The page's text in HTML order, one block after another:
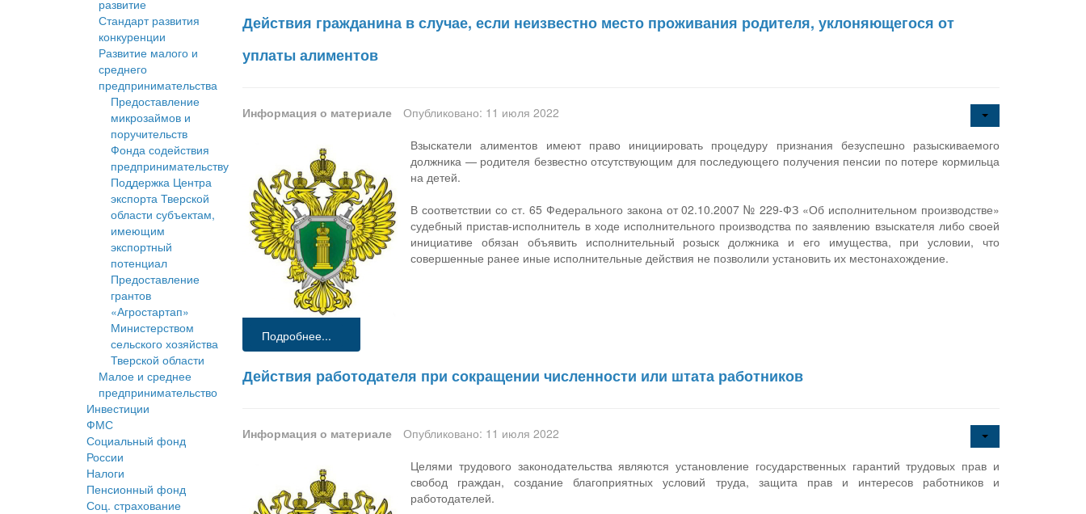
развитие
Стандарт развития
конкуренции
Развитие малого и
среднего
предпринимательства
Предоставление
микрозаймов и
поручительств
Фонда содействия
предпринимательству
Поддержка Центра
экспорта Тверской
области субъектам,
имеющим
экспортный
потенциал
Предоставление
грантов
«Агростартап»
Министерством
сельского хозяйства
Тверской области
Малое и среднее
предпринимательство
Инвестиции
ФМС
Социальный фонд
России
Налоги
Пенсионный фонд
Соц. страхование
Действия гражданина в случае, если неизвестно место проживания родителя, уклоняющегося от
уплаты алиментов
Информация о материале
Опубликовано: 11 июля 2022
Взыскатели алиментов имеют право инициировать процедуру признания безуспешно разыскиваемого
должника — родителя безвестно отсутствующим для последующего получения пенсии по потере кормильца
на детей.
В соответствии со ст. 65 Федерального закона от 02.10.2007 № 229-ФЗ «Об исполнительном производстве»
судебный пристав-исполнитель в ходе исполнительного производства по заявлению взыскателя либо своей
инициативе обязан объявить исполнительный розыск должника и его имущества, при условии, что
совершенные ранее иные исполнительные действия не позволили установить их местонахождение.
Подробнее...
Действия работодателя при сокращении численности или штата работников
Информация о материале
Опубликовано: 11 июля 2022
Целями трудового законодательства являются установление государственных гарантий трудовых прав и
свобод граждан, создание благоприятных условий труда, защита прав и интересов работников и
работодателей.